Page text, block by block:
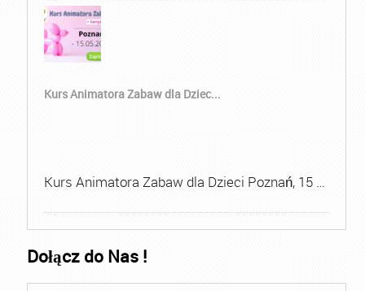
Kurs Animatora Zabaw dla Dziec...
Kurs Animatora Zabaw dla Dzieci Poznań, 15 …
Dołącz do Nas !